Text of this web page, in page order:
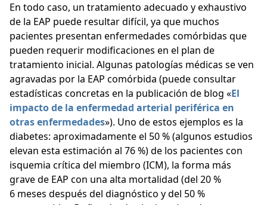
En todo caso, un tratamiento adecuado y exhaustivo
de la EAP puede resultar difícil, ya que muchos
pacientes presentan enfermedades comórbidas que
pueden requerir modificaciones en el plan de
tratamiento inicial. Algunas patologías médicas se ven
agravadas por la EAP comórbida (puede consultar
estadísticas concretas en la publicación de blog «El
impacto de la enfermedad arterial periférica en
otras enfermedades»). Uno de estos ejemplos es la
diabetes: aproximadamente el 50 % (algunos estudios
elevan esta estimación al 76 %) de los pacientes con
isquemia crítica del miembro (ICM), la forma más
grave de EAP con una alta mortalidad (del 20 %
6 meses después del diagnóstico y del 50 %